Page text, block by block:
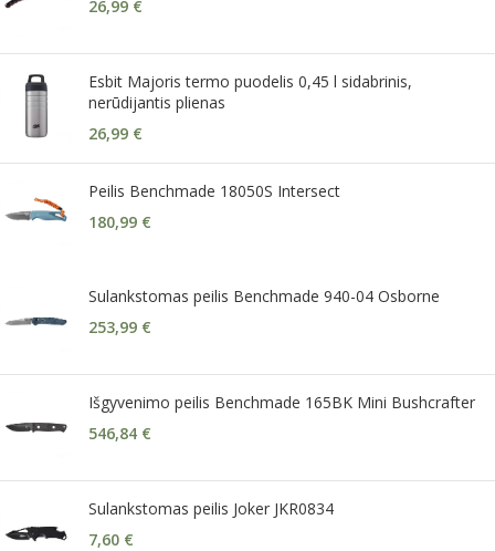
26,99 €
Esbit Majoris termo puodelis 0,45 l sidabrinis,
nerūdijantis plienas
26,99 €
Peilis Benchmade 18050S Intersect
180,99 €
Sulankstomas peilis Benchmade 940-04 Osborne
253,99 €
Išgyvenimo peilis Benchmade 165BK Mini Bushcrafter
546,84 €
Sulankstomas peilis Joker JKR0834
7,60 €